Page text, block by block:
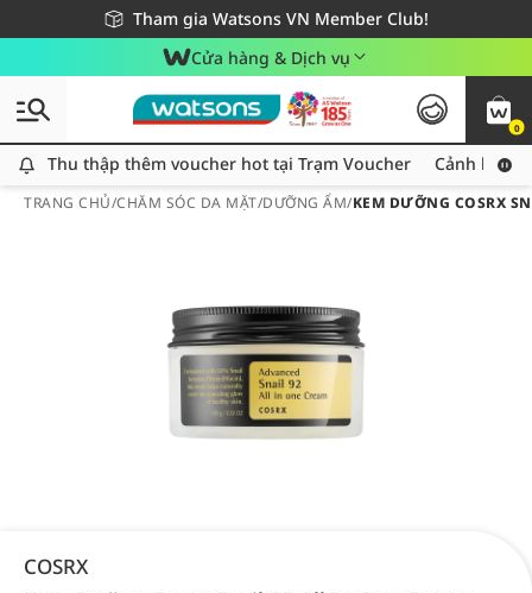
Tham gia Watsons VN Member Club!
Miễn phí giao hàng cho đơn hàng từ 249,000Đ
Giao hàng nhanh 24h - Áp dụng khu vực TP. Hồ Chí Minh
Cửa hàng & Dịch vụ
0
Thu thập thêm voucher hot tại Trạm Voucher
Thu thập thêm voucher hot tại Trạm Voucher Cảnh báo
TRANG CHỦ/CHĂM SÓC DA MẶT/DƯỠNG ẨM/KEM DƯỠNG COSRX
COSRX